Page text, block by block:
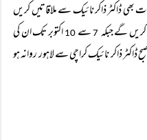
بھی ڈاکٹر ذاکر نائیک سے ملاقاتیں کریں
کریں گے جبکہ سے 10
اکتوبر تک ان کی
ڈاکٹر ذاکر نائیک کراچی سے لاہور روانہ ہو